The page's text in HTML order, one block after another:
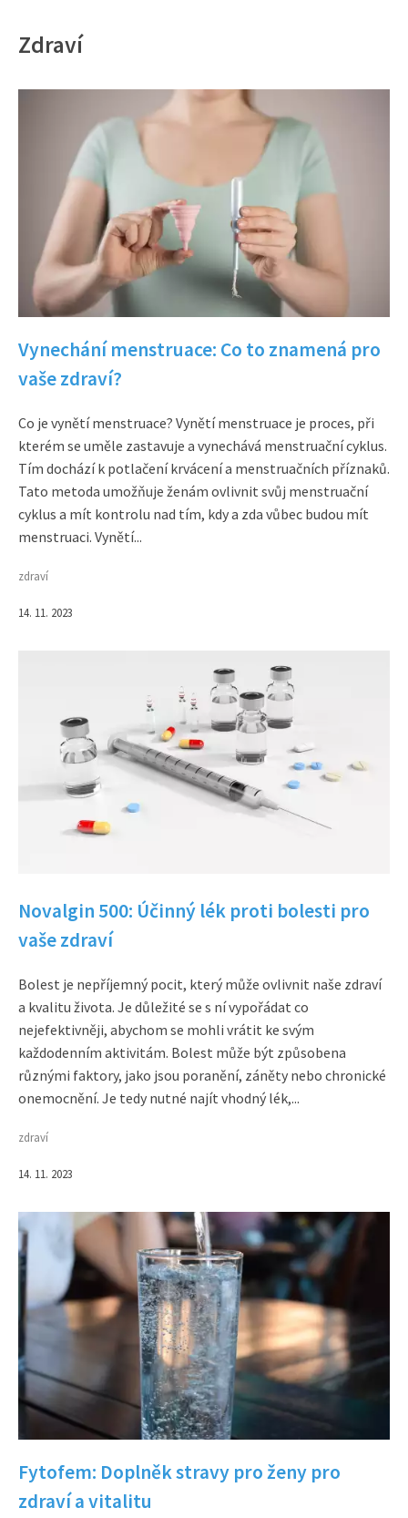
Zdraví
Vynechání menstruace: Co to znamená pro
vaše zdraví?
Co je vynětí menstruace? Vynětí menstruace je proces, při
kterém se uměle zastavuje a vynechává menstruační cyklus.
Tím dochází k potlačení krvácení a menstruačních příznaků.
Tato metoda umožňuje ženám ovlivnit svůj menstruační
cyklus a mít kontrolu nad tím, kdy a zda vůbec budou mít
menstruaci. Vynětí...
zdraví
14. 11. 2023
Novalgin 500: Účinný lék proti bolesti pro
vaše zdraví
Bolest je nepříjemný pocit, který může ovlivnit naše zdraví
a kvalitu života. Je důležité se s ní vypořádat co
nejefektivněji, abychom se mohli vrátit ke svým
každodenním aktivitám. Bolest může být způsobena
různými faktory, jako jsou poranění, záněty nebo chronické
onemocnění. Je tedy nutné najít vhodný lék,...
zdraví
14. 11. 2023
Fytofem: Doplněk stravy pro ženy pro
zdraví a vitalitu